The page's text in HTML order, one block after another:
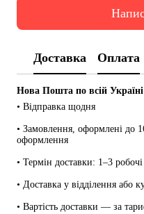
Доставка Оплата
Нова Пошта по всій Україні
• Відправка щодня
• Замовлення, оформлені до
оформлення
• Термін доставки: 1–3 робочі
• Доставка у відділення або
• Вартість доставки — за